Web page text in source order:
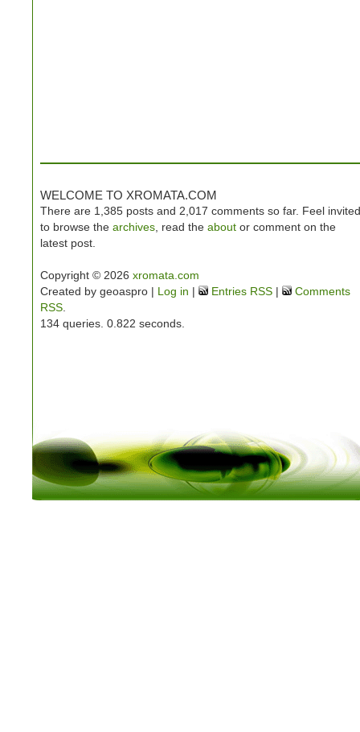
WELCOME TO XROMATA.COM
There are 1,385 posts and 2,017 comments so far. Feel invited
to browse the archives , read the about or comment on the
latest post.
Copyright © 2026 xromata.com
Created by geoaspro | Log in | Entries RSS |
Comments
RSS
134 queries. 0.822 seconds.